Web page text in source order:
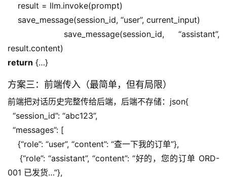
实
群
result = llm.invoke(prompt)
save_message(session_id, “user”, current_input)
save_message(session_id, “assistant”,
result.content)
return {…}
方案三：前端传入（最简单，但有局限）
前端把对话历史完整传给后端，后端不存储：json{
“session_id”: “abc123”,
“messages”: [
{“role”: “user”, “content”: “查一下我的订单”},
{“role”: “assistant”, “content”: “好的，您的订单 ORD-
001 已发货…”},